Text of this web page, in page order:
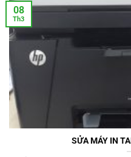
SỬA MÁY IN
08
Th3